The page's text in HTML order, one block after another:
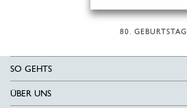
80. GEBURTSTAG
SO GEHTS
ÜBER UNS